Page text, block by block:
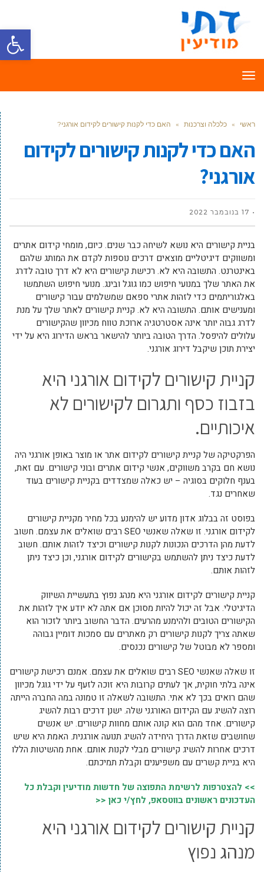
פתח
תפריט
ראשי » כלכלה וצרכנות » האם כדי לקנות קישורים לקידום אורגני?
האם כדי לקנות קישורים לקידום
אורגני?
17 בנובמבר 2022
בניית קישורים היא נושא לשיחה כבר שנים. כיום, מומחי קידום אתרים
ומשווקים דיגיטליים מוצאים דרכים נוספות לקדם את המותג שלהם
באינטרנט. התשובה היא לא. רכישת קישורים היא לא דרך טובה לדרג
את האתר שלך במנועי חיפוש כמו גוגל ובינג. מנועי חיפוש השתמשו
באלגוריתמים כדי לזהות אתרי ספאם שמשלמים עבור קישורים
ומענישים אותם. התשובה היא לא. קניית קישורים לאתר שלך על מנת
לדרג גבוה יותר אינה אסטרטגיה ארוכת טווח מכיוון שהקישורים
עלולים להיפסל. הדרך הטובה ביותר להישאר בראש הדירוג היא על ידי
יצירת תוכן שיקבל דירוג אורגני.
קניית קישורים לקידום אורגני היא
בזבוז כסף ותגרום לקישורים לא
איכותיים.
הפרקטיקה של קניית קישורים לקידום אתר או מוצר באופן אורגני היה
נושא חם בקרב משווקים, אנשי קידום אתרים ובוני קישורים. עם זאת,
בענף חלוקים בסוגיה – יש כאלה שמצדדים בקניית קישורים בעוד
שאחרים נגד.
בפוסט זה בבלוג אדון מדוע יש להימנע בכל מחיר מקניית קישורים
לקידום אורגני. זו שאלה שאנשי SEO רבים שואלים את עצמם. חשוב
לדעת מהן הדרכים הנכונות לקנות קישורים וכיצד לזהות אותם. חשוב
לדעת כיצד ניתן להשתמש בקישורים לקידום אורגני, וכן כיצד ניתן
לזהות אותם.
קניית קישורים לקידום אורגני היא מנהג נפוץ בתעשיית השיווק
הדיגיטלי. אבל זה יכול להיות מסוכן אם אתה לא יודע איך לזהות את
הקישורים הטובים ולהימנע מהרעים. הדבר החשוב ביותר לזכור הוא
שאתה צריך לקנות קישורים רק מאתרים עם סמכות דומיין גבוהה
ומספר לא מבוטל של קישורים נכנסים.
זו שאלה שאנשי SEO רבים שואלים את עצמם. אמנם רכישת קישורים
אינה בלתי חוקית, אך לעתים קרובות היא זוכה לזעף על ידי גוגל מכיוון
שהם רואים בכך לא אתי. התשובה לשאלה זו טמונה במה החברה הייתה
רוצה להשיג עם הקידום האורגני שלה. ישנן דרכים רבות להשיג
קישורים. אחד מהם הוא קונה אותם מחוות קישורים. יש אנשים
שחושבים שזאת הדרך היחידה להשיג תנועה אורגנית. האמת היא שיש
דרכים אחרות להשיג קישורים מבלי לקנות אותם. אחת מהשיטות הללו
היא בניית קשרים עם משפיענים וקבלת תמיכתם.
>> להצטרפות לרשימת התפוצה של חדשות מודיעין וקבלת כל
העדכונים ראשונים בווטסאפ, לחץ/י כאן <<
קניית קישורים לקידום אורגני היא
מנהג נפוץ